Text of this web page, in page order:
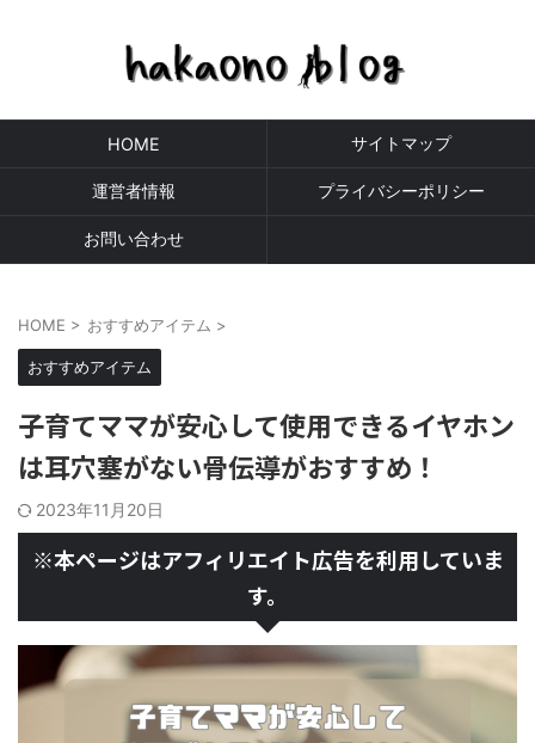
HOME サイトマップ
運営者情報 プライバシーポリシー
お問い合わせ
HOME > おすすめアイテム >
おすすめアイテム
子育てママが安心して使用できるイヤホン
は耳穴塞がない骨伝導がおすすめ！
2023年11月20日
※本ページはアフィリエイト広告を利用していま
す。